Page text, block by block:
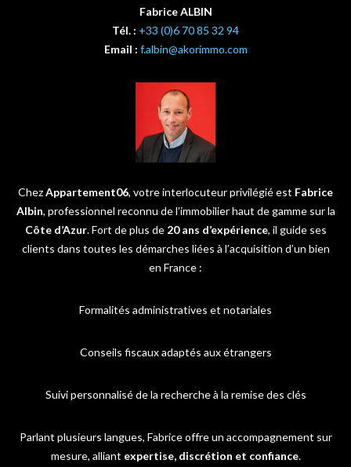
Fabrice ALBIN
Tél. : +33 (0)6 70 85 32 94
Email : f.albin@akorimmo.com
ChezAppartement06, votre interlocuteur privilégié est Fabrice
Albin, professionnel reconnu de l’immobilier haut de gamme sur la
Côte d’Azur. Fort de plus de 20 ans d’expérience, il guide ses
clients dans toutes les démarches liées à l’acquisition d’un bien
en France :
Formalités administratives et notariales
Conseils fiscaux adaptés aux étrangers
Suivi personnalisé de la recherche à la remise des clés
Parlant plusieurs langues, Fabrice offre un accompagnement sur
mesure, alliant expertise, discrétion et confiance.